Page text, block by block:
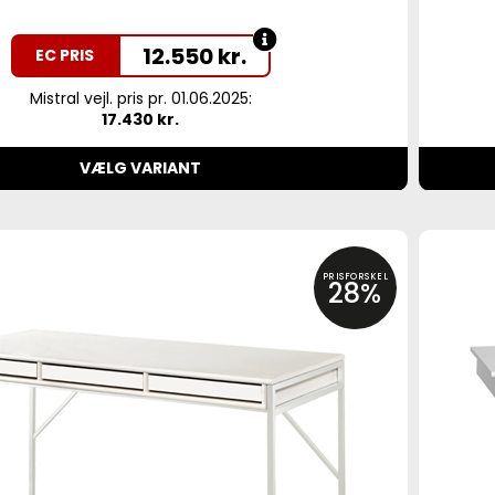
EC PRIS 12.550kr.
Mistral vejl. pris pr. 01.06.2025:
17.430 kr.
VÆLG VARIANT
PRISFORSKEL
28%